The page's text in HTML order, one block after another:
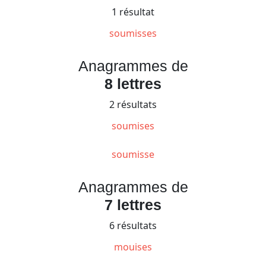
1 résultat
soumisses
Anagrammes de
8 lettres
2 résultats
soumises
soumisse
Anagrammes de
7 lettres
6 résultats
mouises